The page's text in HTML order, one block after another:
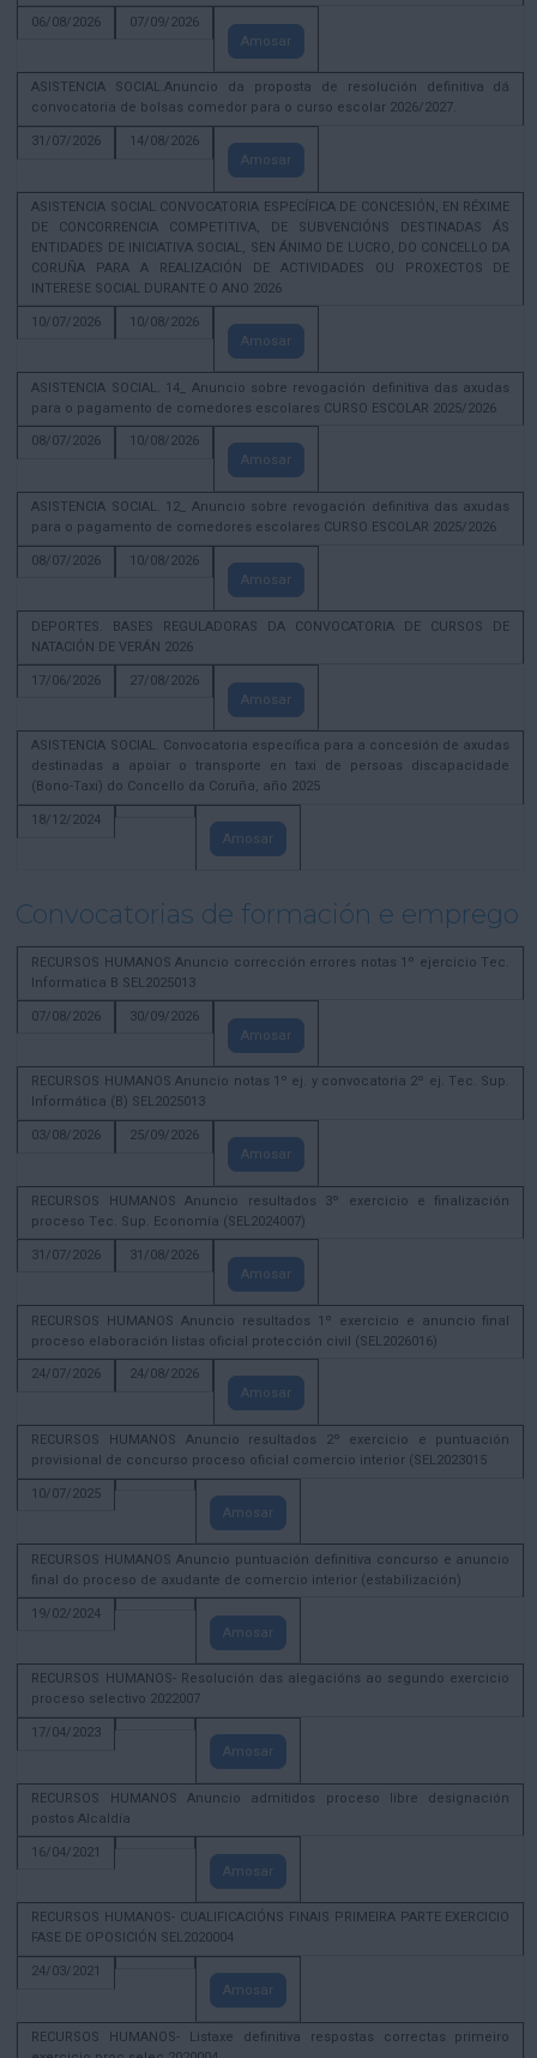
06/08/2026
07/09/2026
Amosar
ASISTENCIA SOCIAL.Anuncio da proposta de resolución definitiva dá
convocatoria de bolsas comedor para o curso escolar 2026/2027.
31/07/2026
14/08/2026
Amosar
ASISTENCIA SOCIAL CONVOCATORIA ESPECÍFICA DE CONCESIÓN, EN RÉXIME
DE CONCORRENCIA COMPETITIVA, DE SUBVENCIÓNS DESTINADAS ÁS
ENTIDADES DE INICIATIVA SOCIAL, SEN ÁNIMO DE LUCRO, DO CONCELLO DA
CORUÑA PARA A REALIZACIÓN DE ACTIVIDADES OU PROXECTOS DE
INTERESE SOCIAL DURANTE O ANO 2026
10/07/2026
10/08/2026
Amosar
ASISTENCIA SOCIAL. 14_ Anuncio sobre revogación definitiva das axudas
para o pagamento de comedores escolares CURSO ESCOLAR 2025/2026
08/07/2026
10/08/2026
Amosar
ASISTENCIA SOCIAL. 12_ Anuncio sobre revogación definitiva das axudas
para o pagamento de comedores escolares CURSO ESCOLAR 2025/2026
08/07/2026
10/08/2026
Amosar
DEPORTES. BASES REGULADORAS DA CONVOCATORIA DE CURSOS DE
NATACIÓN DE VERÁN 2026
17/06/2026
27/08/2026
Amosar
ASISTENCIA SOCIAL. Convocatoria específica para a concesión de axudas
destinadas a apoiar o transporte en taxi de persoas discapacidade
(Bono-Taxi) do Concello da Coruña, año 2025
18/12/2024
Amosar
Convocatorias de formación e emprego
RECURSOS HUMANOS Anuncio corrección errores notas 1º ejercicio Tec.
Informatica B SEL2025013
07/08/2026
30/09/2026
Amosar
RECURSOS HUMANOS Anuncio notas 1º ej. y convocatoria 2º ej. Tec. Sup.
Informática (B) SEL2025013
03/08/2026
25/09/2026
Amosar
RECURSOS HUMANOS Anuncio resultados 3º exercicio e finalización
proceso Tec. Sup. Economía (SEL2024007)
31/07/2026
31/08/2026
Amosar
RECURSOS HUMANOS Anuncio resultados 1º exercicio e anuncio final
proceso elaboración listas oficial protección civil (SEL2026016)
24/07/2026
24/08/2026
Amosar
RECURSOS HUMANOS Anuncio resultados 2º exercicio e puntuación
provisional de concurso proceso oficial comercio interior (SEL2023015
10/07/2025
Amosar
RECURSOS HUMANOS Anuncio puntuación definitiva concurso e anuncio
final do proceso de axudante de comercio interior (estabilización)
19/02/2024
Amosar
RECURSOS HUMANOS- Resolución das alegacións ao segundo exercicio
proceso selectivo 2022007
17/04/2023
Amosar
RECURSOS HUMANOS Anuncio admitidos proceso libre designación
postos Alcaldía
16/04/2021
Amosar
RECURSOS HUMANOS- CUALIFICACIÓNS FINAIS PRIMEIRA PARTE EXERCICIO
FASE DE OPOSICIÓN SEL2020004
24/03/2021
Amosar
RECURSOS HUMANOS- Listaxe definitiva respostas correctas primeiro